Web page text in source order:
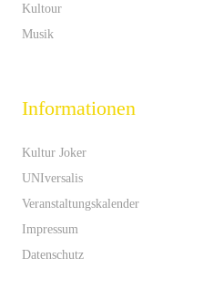
Kultour
Musik
Informationen
Kultur Joker
UNIversalis
Veranstaltungskalender
Impressum
Datenschutz